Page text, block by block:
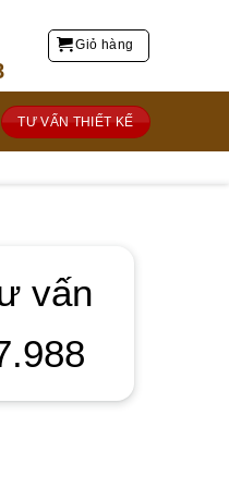
Giỏ hàng
TƯ VẤN THIẾT KẾ
vấn